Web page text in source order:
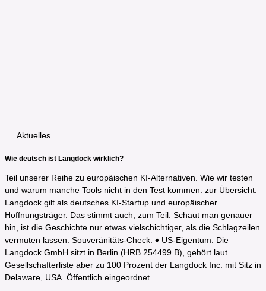
Aktuelles
Wie deutsch ist Langdock wirklich?
Teil unserer Reihe zu europäischen KI-Alternativen. Wie wir testen
und warum manche Tools nicht in den Test kommen: zur Übersicht.
Langdock gilt als deutsches KI-Startup und europäischer
Hoffnungsträger. Das stimmt auch, zum Teil. Schaut man genauer
hin, ist die Geschichte nur etwas vielschichtiger, als die Schlagzeilen
vermuten lassen. Souveränitäts-Check: ♦ US-Eigentum. Die
Langdock GmbH sitzt in Berlin (HRB 254499 B), gehört laut
Gesellschafterliste aber zu 100 Prozent der Langdock Inc. mit Sitz in
Delaware, USA. Öffentlich eingeordnet